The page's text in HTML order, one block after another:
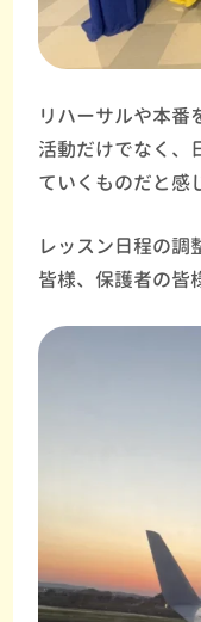
リハーサルや本番
活動だけでなく、
ていくものだと感
レッスン日程の調
皆様、保護者の皆